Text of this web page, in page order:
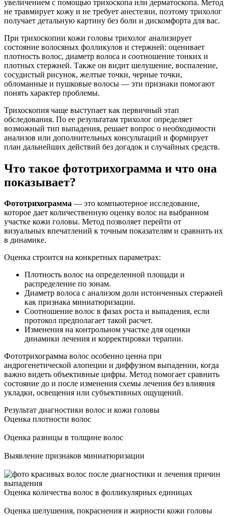
увеличением с помощью трихоскопа или дерматоскопа. Метод
не травмирует кожу и не требует анестезии, поэтому трихолог
получает детальную картину без боли и дискомфорта для вас.
При трихоскопии кожи головы трихолог анализирует
состояние волосяных фолликулов и стержней: оценивает
плотность волос, диаметр волоса и соотношение тонких и
плотных стержней. Также он видит шелушение, воспаление,
сосудистый рисунок, желтые точки, черные точки,
обломанные и пушковые волосы — эти признаки помогают
понять характер проблемы.
Трихоскопия чаще выступает как первичный этап
обследования. По ее результатам трихолог определяет
возможный тип выпадения, решает вопрос о необходимости
анализов или дополнительных консультаций и формирует
план дальнейших действий без догадок и случайных средств.
Что такое фототрихограмма и что она
показывает?
Фототрихограмма — это компьютерное исследование,
которое дает количественную оценку волос на выбранном
участке кожи головы. Метод позволяет перейти от
визуальных впечатлений к точным показателям и сравнить их
в динамике.
Оценка строится на конкретных параметрах:
Плотность волос на определенной площади и
распределение по зонам.
Диаметр волоса с анализом доли истонченных стержней
как признака миниатюризации.
Соотношение волос в фазах роста и выпадения, если
протокол предполагает такой расчет.
Изменения на контрольном участке для оценки
динамики лечения и корректировки терапии.
Фототрихограмма волос особенно ценна при
андрогенетической алопеции и диффузном выпадении, когда
важно видеть объективные цифры. Метод помогает сравнить
состояние до и после изменения схемы лечения без влияния
укладки, освещения или субъективных ощущений.
Результат диагностики волос и кожи головы
Оценка плотности волос
Оценка разницы в толщине волос
Выявление признаков миниатюризации
Оценка количества волос в фолликулярных единицах
Оценка шелушения, покраснения и жирности кожи головы